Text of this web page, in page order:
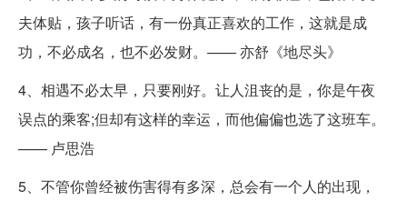
夫体贴，孩子听话，有一份真正喜欢的工作，这就是成
功，不必成名，也不必发财。—— 亦舒《地尽头》
4、相遇不必太早，只要刚好。让人沮丧的是，你是午夜
误点的乘客;但却有这样的幸运，而他偏偏也选了这班车。
—— 卢思浩
5、不管你曾经被伤害得有多深，总会有一个人的出现，